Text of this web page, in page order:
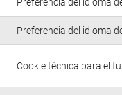
Preferencia del idioma
Cookie técnica para el